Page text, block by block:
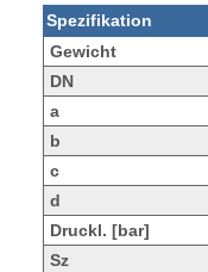
Spezifikation
Gewicht
DN
a
b
c
d
Druckl. [bar]
Sz